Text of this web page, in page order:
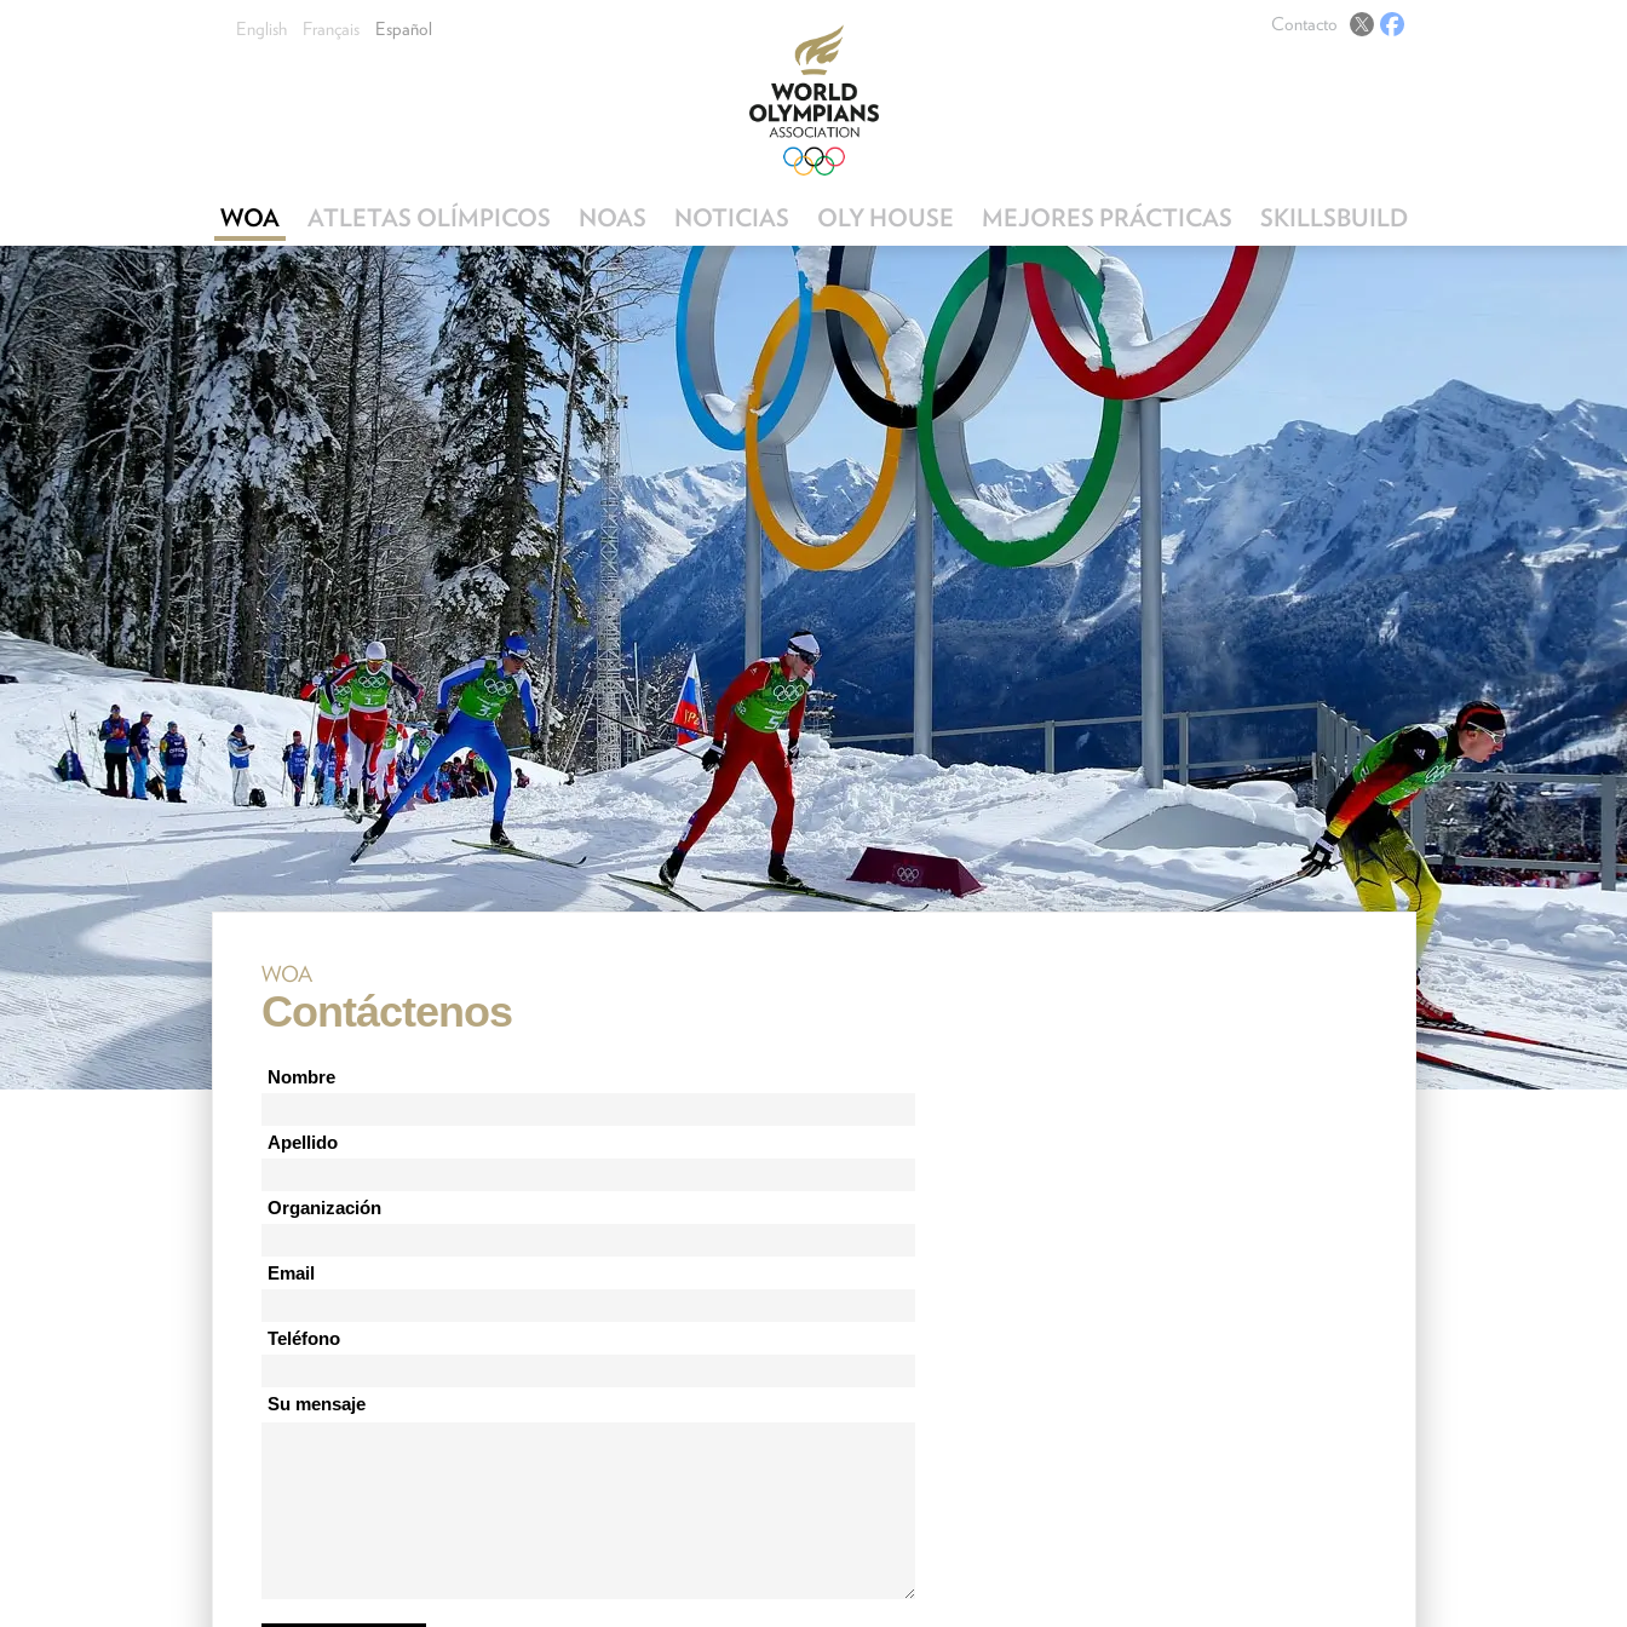
WOA ATLETAS OLÍMPICOS NOAS NOTICIAS OLY HOUSE MEJORES PRÁCTICAS SKILLSBUILD
Contacto
English Français Español
WOA
Contáctenos
Nombre
Apellido
Organización
Email
Teléfono
Su mensaje